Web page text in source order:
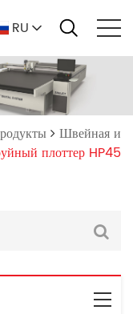
RU
Швейная и
плоттер HP45